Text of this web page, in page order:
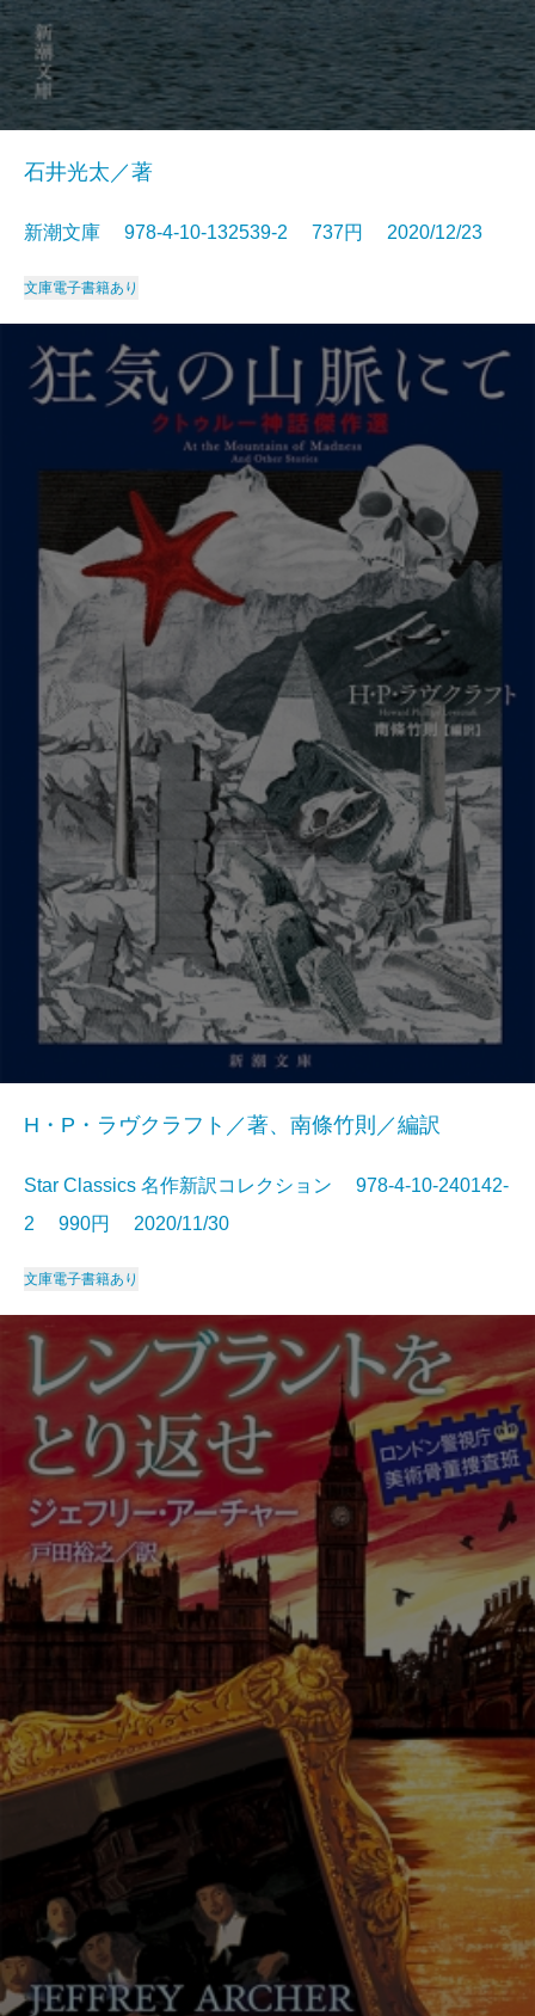
石井光太／著
新潮文庫 978-4-10-132539-2 737円 2020/12/23
文庫電子書籍あり
H・P・ラヴクラフト／著、南條竹則／編訳
Star Classics 名作新訳コレクション 978-4-10-240142-
2 990円 2020/11/30
文庫電子書籍あり